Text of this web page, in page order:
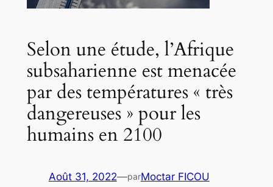
Selon une étude, l’Afrique
subsaharienne est menacée
par des températures « très
dangereuses » pour les
humains en 2100
Août 31, 2022—parMoctar FICOU